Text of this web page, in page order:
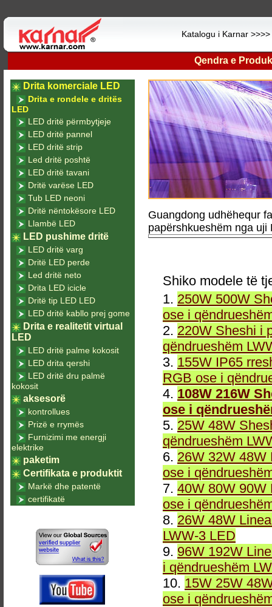
Katalogu i Karnar >>>>
Qendra e
Guangdong udhëhequr
papërshkueshëm nga uji
Shiko modele të
1. 250W 500W
ose i
2. 220W Sheshi i
qëndrueshëm
3. 155W IP65
RGB ose i
4. 108W 216W
ose i
5. 25W 48W
qëndrueshëm
6. 26W 32W 48W
ose i
7. 40W 80W 90W
ose i
8. 26W 48W
LWW-3 LED
9. 96W 192W
i qëndrueshëm
10. 15W 25W
ose i
Drita komerciale LED
Drita e rondele e dritës
LED
LED dritë përmbytjeje
LED dritë pannel
LED dritë strip
Led dritë poshtë
LED dritë tavani
Dritë varëse LED
Tub LED neoni
Dritë nëntokësore LED
Llambë LED
LED pushime dritë
LED dritë varg
Dritë LED perde
Led dritë neto
Drita LED icicle
Dritë tip LED LED
LED dritë kabllo prej gome
Drita e realitetit virtual
LED
LED dritë palme kokosit
LED drita qershi
LED dritë dru palmë
kokosit
aksesorë
kontrollues
Prizë e rrymës
Furnizimi me energji
elektrike
paketim
Certifikata e produktit
Markë dhe patentë
certifikatë